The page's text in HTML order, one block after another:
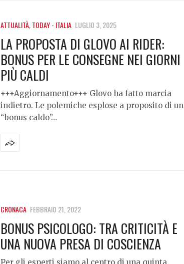
ATTUALITÀ,TODAY - ITALIA LUGLIO 3, 2025
LA PROPOSTA DI GLOVO AI RIDER:
BONUS PER LE CONSEGNE NEI GIORNI
PIÙ CALDI
+++Aggiornamento+++ Glovo ha fatto marcia
indietro. Le polemiche esplose a proposito di un
“bonus caldo”…
CRONACA FEBBRAIO 21, 2022
BONUS PSICOLOGO: TRA CRITICITÀ E
UNA NUOVA PRESA DI COSCIENZA